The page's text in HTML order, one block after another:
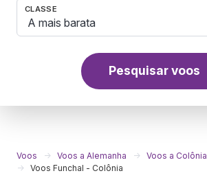
CLASSE
Pesquisar voos
Voos Voos a Alemanha
Voos a Colônia
Voos Funchal - Colônia